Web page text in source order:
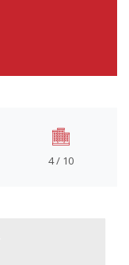
4 / 10